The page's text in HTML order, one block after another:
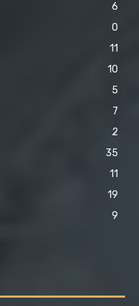
6
0
11
10
5
7
2
35
11
19
9